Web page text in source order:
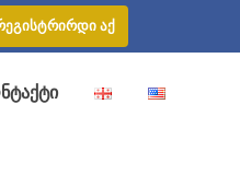
აქ
ᲓᲐ